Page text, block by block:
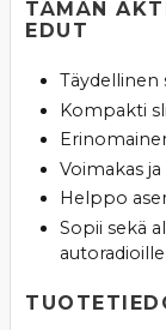
TÄMÄN
EDUT
Täydellinen
Kompakti
Voimakas ja
Helppo
Sopii sekä
autoradioille